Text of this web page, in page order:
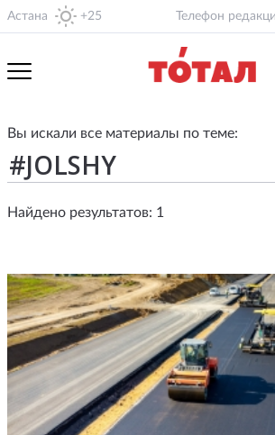
Астана +25 Телефон
Вы искали все материалы по теме:
Найдено результатов: 1